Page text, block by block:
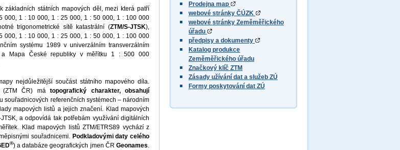
Prodejna map
webové stránky ČÚZK
webové stránky Zeměměřického
úřadu
předpisy a dokumenty
Katalog produkce
Zeměměřického úřadu
Značkový klíč ZTM
Zásady užívání dat a služeb ZÚ
Formy poskytování dat ZÚ
základních státních mapových děl, mezi která patří
000, 1 : 10 000, 1 : 25 000, 1 : 50 000, 1 : 100 000
trigonometrické sítě katastrální (ZTM/S-JTSK),
000, 1 : 10 000, 1 : 25 000, 1 : 50 000, 1 : 100 000
systému 1989 v univerzálním transverzálním
Mapa České republiky v měřítku 1 : 500 000
nejdůležitější součást státního mapového díla.
(ZTM ČR) mátopografický charakter, obsahují
souřadnicových referenčních systémech – národním
mapových listů a jejich značení. Klad mapových
a odpovídá tak potřebám využívání digitálních
Klad mapových listů ZTM/ETRS89 vychází z
souřadnicemi. Podkladovými daty celého
®) a databáze geografických jmen ČRGeonames.